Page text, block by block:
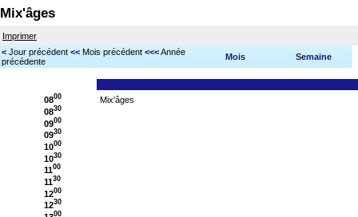
Mix'âges
Imprimer
< Jour précédent << Mois précédent <<<Année
précédente
Mois Semaine
0800
0830
0900
0930
1000
1030
1100
1130
1200
1230
00
Mix'âges